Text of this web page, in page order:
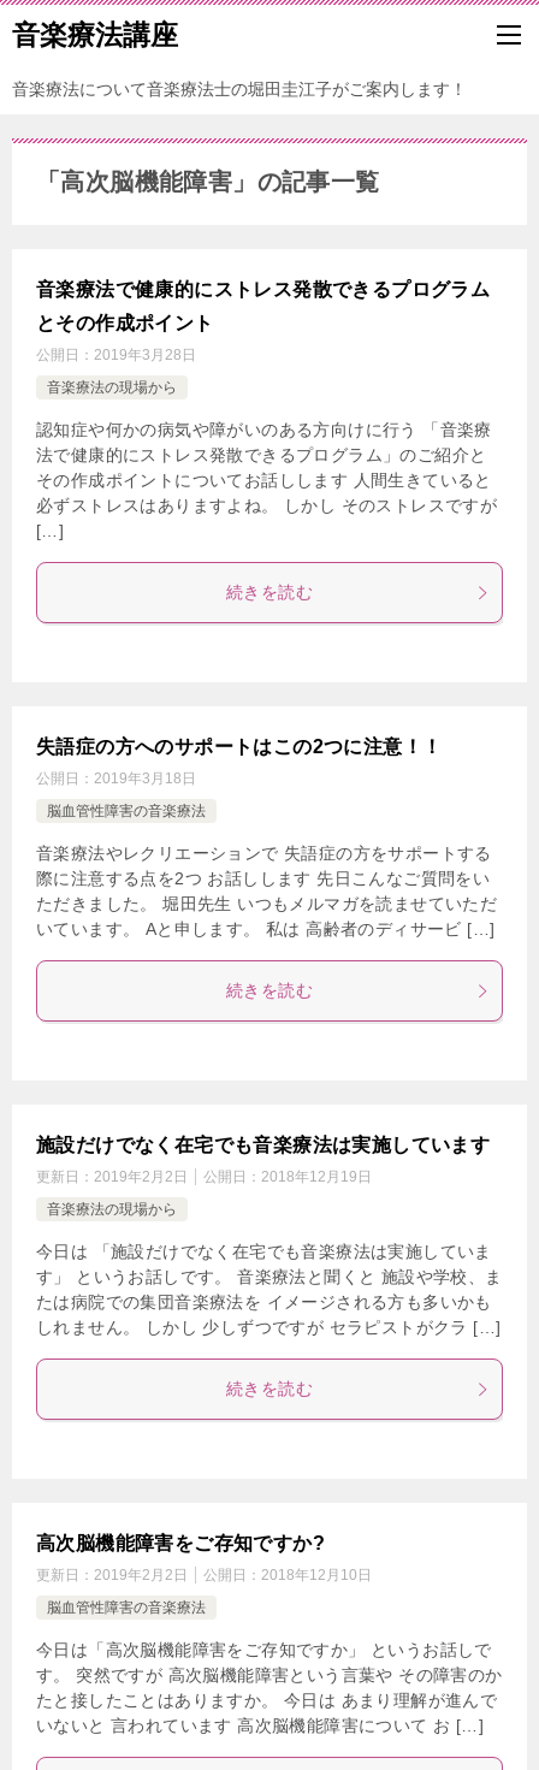
音楽療法講座
音楽療法について音楽療法士の堀田圭江子がご案内します！
「高次脳機能障害」の記事一覧
音楽療法で健康的にストレス発散できるプログラム
とその作成ポイント
公開日： 2019年3月28日
音楽療法の現場から
認知症や何かの病気や障がいのある方向けに行う 「音楽療
法で健康的にストレス発散できるプログラム」のご紹介と
その作成ポイントについてお話しします 人間生きていると
必ずストレスはありますよね。 しかし そのストレスですが
[…]
続きを読む
失語症の方へのサポートはこの2つに注意！！
公開日： 2019年3月18日
脳血管性障害の音楽療法
音楽療法やレクリエーションで 失語症の方をサポートする
際に注意する点を2つ お話しします 先日こんなご質問をい
ただきました。 堀田先生 いつもメルマガを読ませていただ
いています。 Aと申します。 私は 高齢者のディサービ […]
続きを読む
施設だけでなく在宅でも音楽療法は実施しています
更新日： 2019年2月2日 公開日： 2018年12月19日
音楽療法の現場から
今日は 「施設だけでなく在宅でも音楽療法は実施していま
す」 というお話しです。 音楽療法と聞くと 施設や学校、ま
たは病院での集団音楽療法を イメージされる方も多いかも
しれません。 しかし 少しずつですが セラピストがクラ […]
続きを読む
高次脳機能障害をご存知ですか?
更新日： 2019年2月2日 公開日： 2018年12月10日
脳血管性障害の音楽療法
今日は「高次脳機能障害をご存知ですか」 というお話しで
す。 突然ですが 高次脳機能障害という言葉や その障害のか
たと接したことはありますか。 今日は あまり理解が進んで
いないと 言われています 高次脳機能障害について お […]